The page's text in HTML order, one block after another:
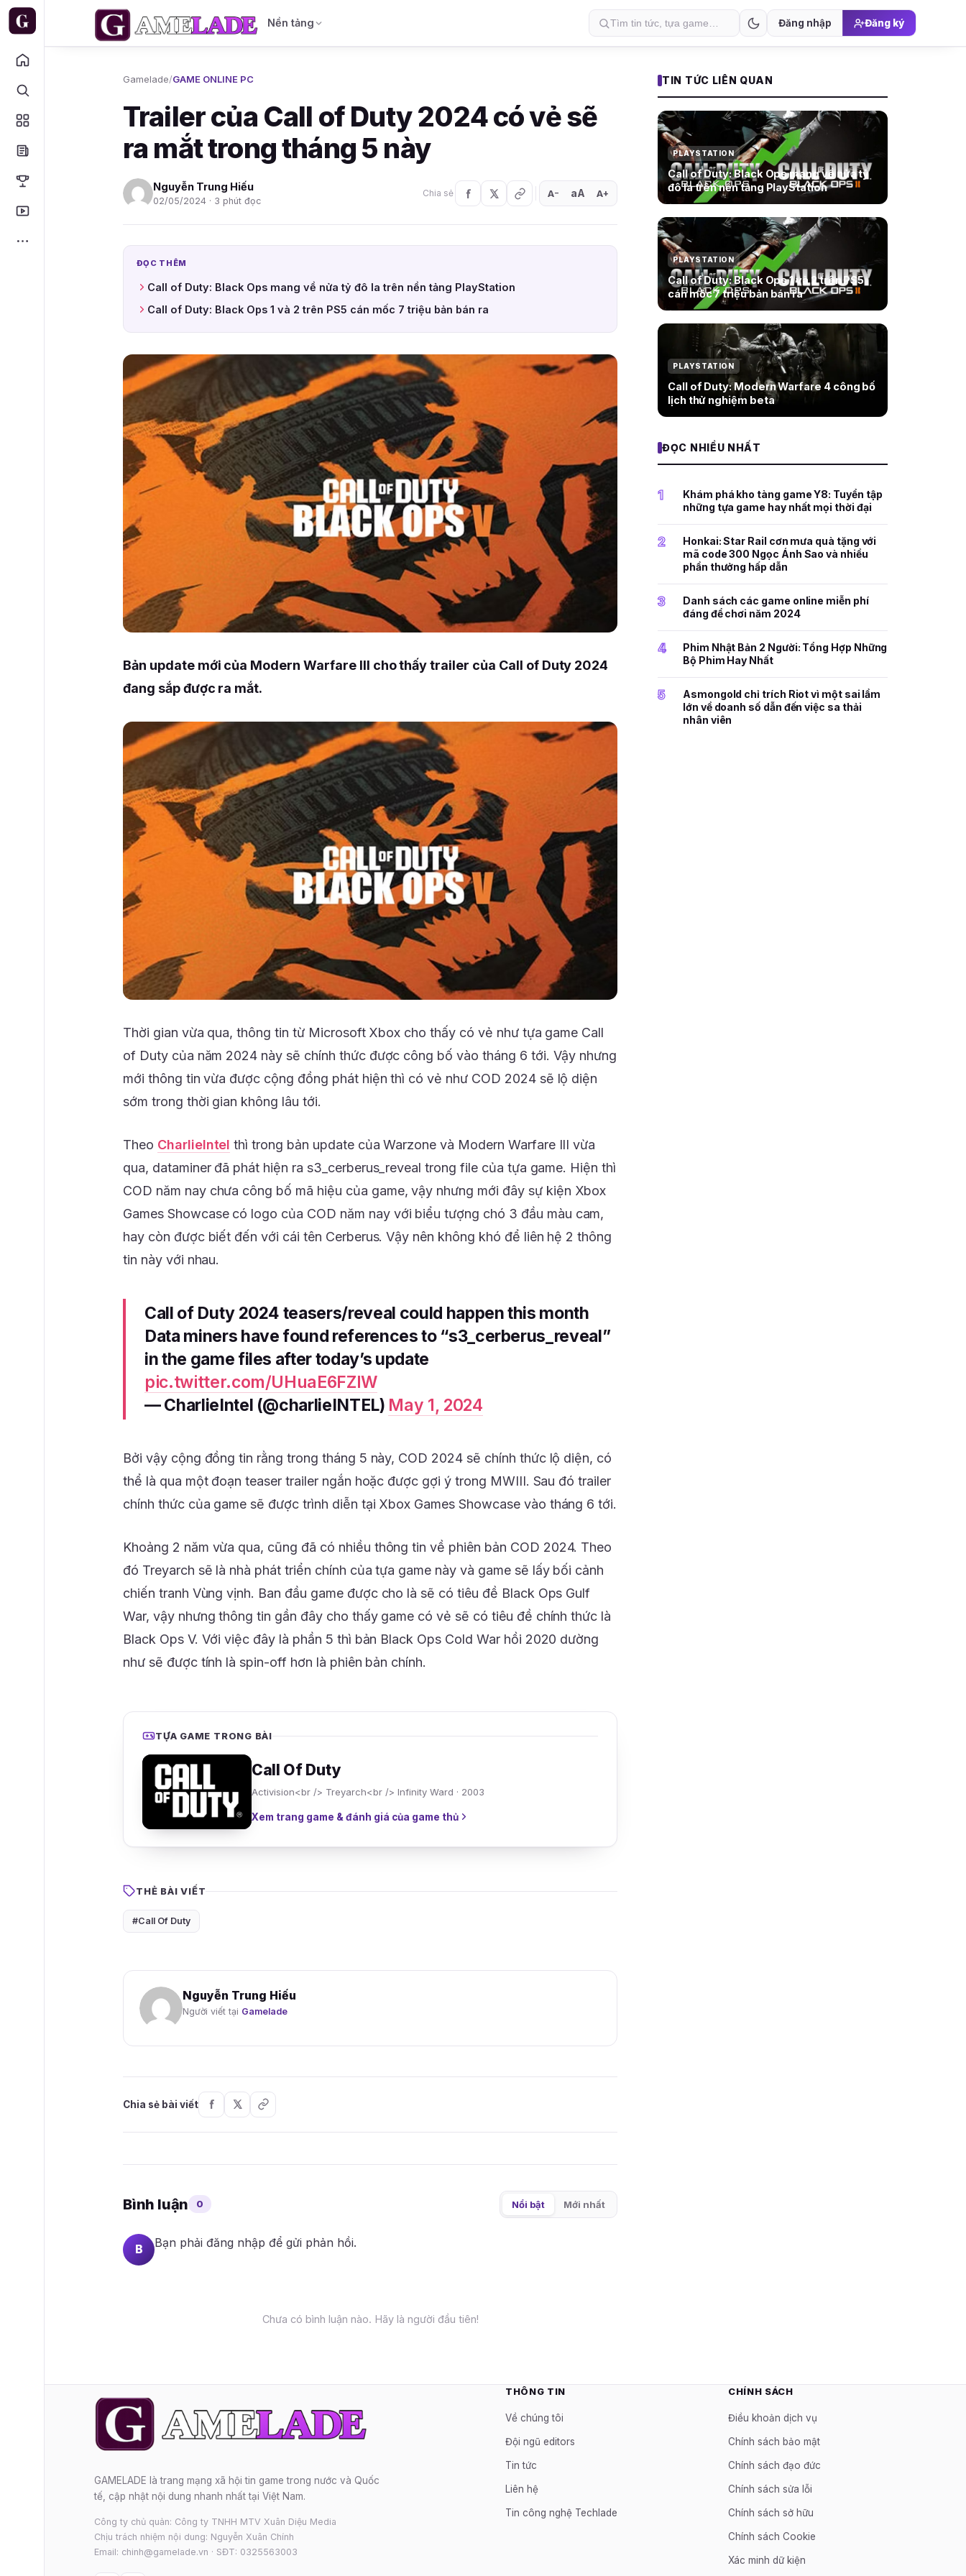
Nền tảng Đăng nhập Đăng ký
Gamelade/GAME ONLINE PC
Trailer của Call of Duty 2024 có vẻ sẽ
ra mắt trong tháng 5 này
Nguyễn Trung Hiếu
02/05/2024 · 3 phút đọc
Chia sẻ A− aA A+
ĐỌC THÊM
Call of Duty: Black Ops mang về nửa tỷ đô la trên nền tảng PlayStation
Call of Duty: Black Ops 1 và 2 trên PS5 cán mốc 7 triệu bản bán ra
Bản update mới của Modern Warfare III cho thấy trailer của Call of Duty 2024
đang sắp được ra mắt.
Thời gian vừa qua, thông tin từ Microsoft Xbox cho thấy có vẻ như tựa game Call
of Duty của năm 2024 này sẽ chính thức được công bố vào tháng 6 tới. Vậy nhưng
mới thông tin vừa được cộng đồng phát hiện thì có vẻ như COD 2024 sẽ lộ diện
sớm trong thời gian không lâu tới.
Theo CharlieIntel thì trong bản update của Warzone và Modern Warfare III vừa
qua, dataminer đã phát hiện ra s3_cerberus_reveal trong file của tựa game. Hiện thì
COD năm nay chưa công bố mã hiệu của game, vậy nhưng mới đây sự kiện Xbox
Games Showcase có logo của COD năm nay với biểu tượng chó 3 đầu màu cam,
hay còn được biết đến với cái tên Cerberus. Vậy nên không khó để liên hệ 2 thông
tin này với nhau.
Call of Duty 2024 teasers/reveal could happen this month
Data miners have found references to “s3_cerberus_reveal”
in the game files after today’s update
pic.twitter.com/UHuaE6FZlW
— CharlieIntel (@charlieINTEL) May 1, 2024
Bởi vậy cộng đồng tin rằng trong tháng 5 này, COD 2024 sẽ chính thức lộ diện, có
thể là qua một đoạn teaser trailer ngắn hoặc được gợi ý trong MWIII. Sau đó trailer
chính thức của game sẽ được trình diễn tại Xbox Games Showcase vào tháng 6 tới.
Khoảng 2 năm vừa qua, cũng đã có nhiều thông tin về phiên bản COD 2024. Theo
đó Treyarch sẽ là nhà phát triển chính của tựa game này và game sẽ lấy bối cảnh
chiến tranh Vùng vịnh. Ban đầu game được cho là sẽ có tiêu đề Black Ops Gulf
War, vậy nhưng thông tin gần đây cho thấy game có vẻ sẽ có tiêu đề chính thức là
Black Ops V. Với việc đây là phần 5 thì bản Black Ops Cold War hồi 2020 dường
như sẽ được tính là spin-off hơn là phiên bản chính.
TỰA GAME TRONG BÀI
Call Of Duty
Activision<br /> Treyarch<br /> Infinity Ward · 2003
Xem trang game & đánh giá của game thủ
THẺ BÀI VIẾT
#Call Of Duty
Nguyễn Trung Hiếu
Người viết tại Gamelade
Chia sẻ bài viết
Bình luận 0 Nổi bật Mới nhất
B Bạn phải đăng nhập để gửi phản hồi.
Chưa có bình luận nào. Hãy là người đầu tiên!
TIN TỨC LIÊN QUAN
PLAYSTATION
Call of Duty: Black Ops mang về nửa tỷ
đô la trên nền tảng PlayStation
PLAYSTATION
Call of Duty: Black Ops 1 và 2 trên PS5
cán mốc 7 triệu bản bán ra
PLAYSTATION
Call of Duty: Modern Warfare 4 công bố
lịch thử nghiệm beta
ĐỌC NHIỀU NHẤT
1
Khám phá kho tàng game Y8: Tuyển tập
những tựa game hay nhất mọi thời đại
2
Honkai: Star Rail cơn mưa quà tặng với
mã code 300 Ngọc Ánh Sao và nhiều
phần thưởng hấp dẫn
3
Danh sách các game online miễn phí
đáng để chơi năm 2024
4
Phim Nhật Bản 2 Người: Tổng Hợp Những
Bộ Phim Hay Nhất
5
Asmongold chỉ trích Riot vì một sai lầm
lớn về doanh số dẫn đến việc sa thải
nhân viên
GAMELADE là trang mạng xã hội tin game trong nước và Quốc
tế, cập nhật nội dung nhanh nhất tại Việt Nam.
Công ty chủ quản: Công ty TNHH MTV Xuân Diệu Media
Chịu trách nhiệm nội dung: Nguyễn Xuân Chính
Email: chinh@gamelade.vn · SĐT: 0325563003
THÔNG TIN
Về chúng tôi
Đội ngũ editors
Tin tức
Liên hệ
Tin công nghệ Techlade
CHÍNH SÁCH
Điều khoản dịch vụ
Chính sách bảo mật
Chính sách đạo đức
Chính sách sửa lỗi
Chính sách sở hữu
Chính sách Cookie
Xác minh dữ kiện